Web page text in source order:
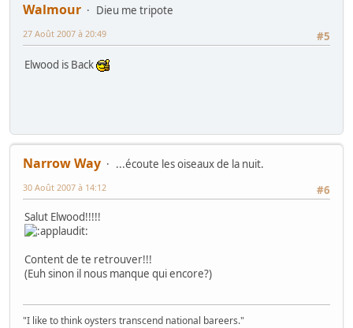
Walmour
Dieu me tripote
#5
27 Août 2007 à 20:49
Elwood is Back
Narrow Way
...écoute les oiseaux de la nuit.
#6
30 Août 2007 à 14:12
Salut Elwood!!!!!
Content de te retrouver!!!
(Euh sinon il nous manque qui encore?)
"I like to think oysters transcend national bareers."